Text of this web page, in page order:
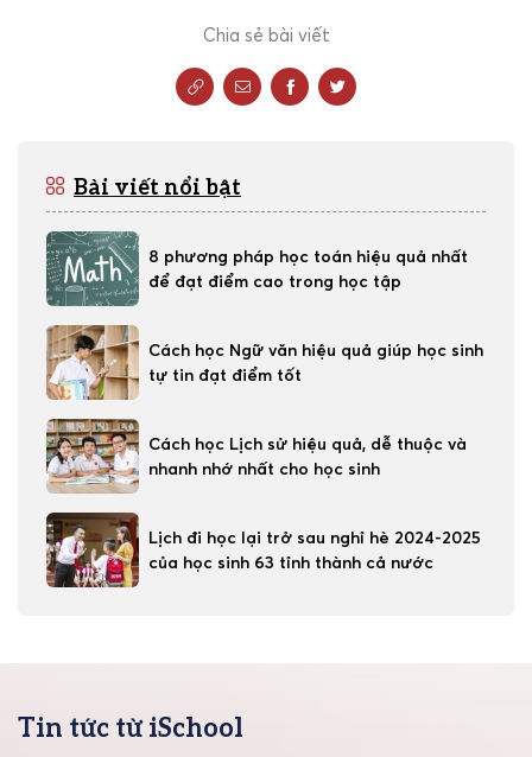
Chia sẻ bài viết
Bài viết nổi bật
8 phương pháp học toán hiệu quả nhất
để đạt điểm cao trong học tập
Cách học Ngữ văn hiệu quả giúp học sinh
tự tin đạt điểm tốt
Cách học Lịch sử hiệu quả, dễ thuộc và
nhanh nhớ nhất cho học sinh
Lịch đi học lại trở sau nghỉ hè 2024-2025
của học sinh 63 tỉnh thành cả nước
Tin tức từ iSchool